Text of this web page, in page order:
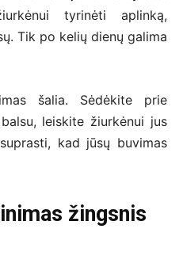
tyrinėti aplinką,
Tik po kelių dienų galima
šalia. Sėdėkite prie
leiskite žiurkėnui jus
kad jūsų buvimas
žingsnis